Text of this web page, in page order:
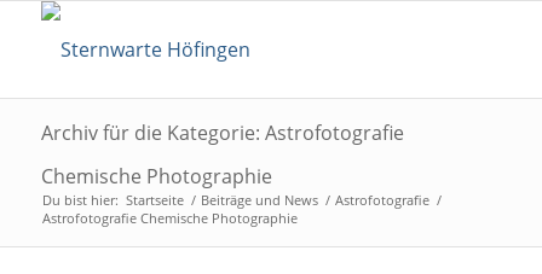
Archiv für die Kategorie: Astrofotografie
Chemische Photographie
Du bist hier: Startseite / Beiträge und News / Astrofotografie /
Astrofotografie Chemische Photographie